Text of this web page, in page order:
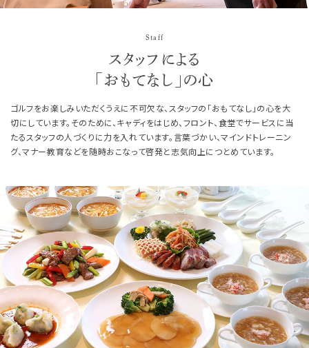
Staff
スタッフによる
「おもてなし」の心
ゴルフをお楽しみいただくうえに不可欠な、スタッフの「おもてなし」の心を大
切にしています。そのために、キャディをはじめ、フロント、食堂でサービスに当
たるスタッフの人づくりに力を入れています。言葉づかい、マインドトレーニン
グ、マナー教育などを随時おこなって啓発と志気向上につとめています。